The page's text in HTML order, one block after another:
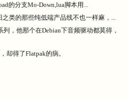
的分支Mo-Down,lua脚本用...
类的那些纯低端产品线不也一样麻，...
，他那个在Debian下音频驱动都莫得，
却得了Flatpak的病。